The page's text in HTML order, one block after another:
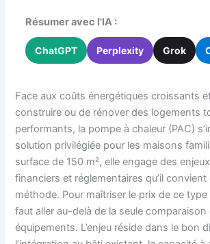
Résumer avec l'IA :
ChatGPT Perplexity Grok
Face aux coûts énergétiques croissants
construire ou de rénover des logements
performants, la pompe à chaleur (PAC)
solution privilégiée pour les maisons
surface de 150 m², elle engage des
financiers et réglementaires qu’il convient
méthode. Pour maîtriser le prix de ce type
faut aller au-delà de la seule comparaison
équipements. L’enjeu réside dans le bon